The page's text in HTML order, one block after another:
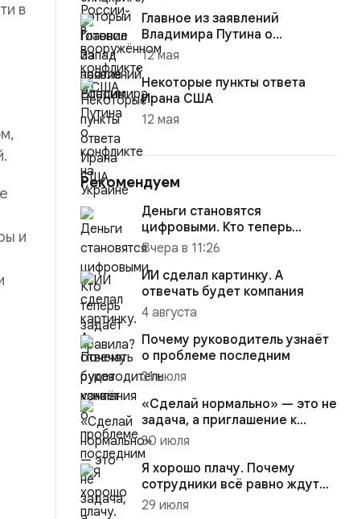
в
и
Главное из заявлений
Владимира Путина о
конфликте на Украине
12 мая
Некоторые пункты ответа
Ирана США
12 мая
Рекомендуем
Деньги становятся
цифровыми. Кто теперь
задаёт правила?
Вчера в 11:26
ИИ сделал картинку. А
отвечать будет компания
4 августа
Почему руководитель узнаёт
о проблеме последним
31 июля
«Сделай нормально» — это не
задача, а приглашение к
конфликту
30 июля
Я хорошо плачу. Почему
сотрудники всё равно ждут
моего решения?
29 июля